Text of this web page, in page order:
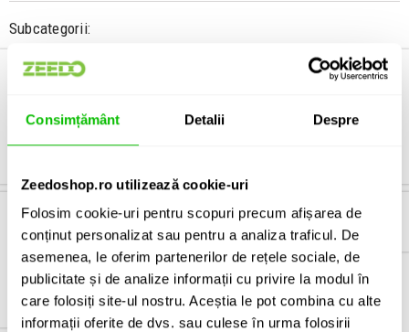
Consimțământ Detalii Despre
Zeedoshop.ro utilizează cookie-uri
Folosim cookie-uri pentru scopuri precum afișarea de
conținut personalizat sau pentru a analiza traficul. De
asemenea, le oferim partenerilor de rețele sociale, de
publicitate și de analize informații cu privire la modul în
care folosiți site-ul nostru. Aceștia le pot combina cu alte
informații oferite de dvs. sau culese în urma folosirii
Subcategorii:
MICROFOANE PT TOM
MICROFOANE OVERHEAD
MICROFOANE PENTRU
PERCUTII